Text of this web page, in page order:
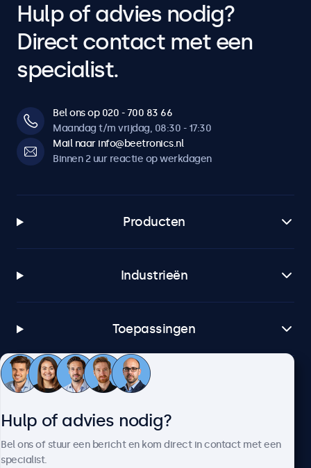
Hulp of advies nodig?
Direct contact met een
specialist.
Bel ons op 020 - 700 83 66
Maandag t/m vrijdag, 08:30 - 17:30
Mail naar info@beetronics.nl
Binnen 2 uur reactie op werkdagen
Producten
Industrieën
Toepassingen
Klantenservice
Hulp of advies nodig?
Bel ons of stuur een bericht en kom direct in contact met een
specialist.